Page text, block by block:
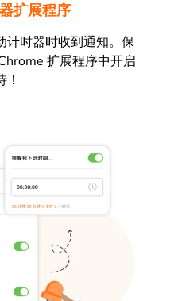
扩展程序
计时器时收到通知。保
扩展程序中开启